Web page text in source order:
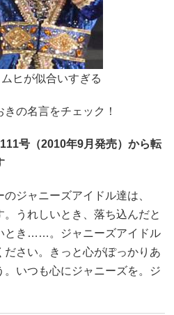
ヒが似合いすぎる
の名言をチェック！
号（2010年9月発売）から転
ジャニーズアイドル達は、
うれしいとき、落ち込んだと
とき……。ジャニーズアイドル
さい。きっと心がぽっかりあ
いつも心にジャニーズを。ジ